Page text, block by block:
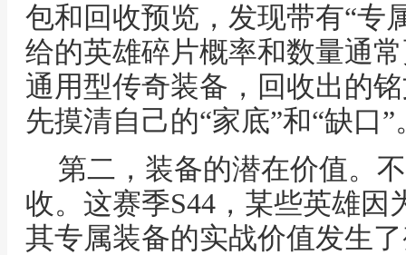
包和回收预览，发现带有“专
给的英雄碎片概率和数量通
通用型传奇装备，回收出的
先摸清自己的“家底”和“缺口”
第二，装备的潜在价值。
收。这赛季S44，某些英雄
其专属装备的实战价值发生